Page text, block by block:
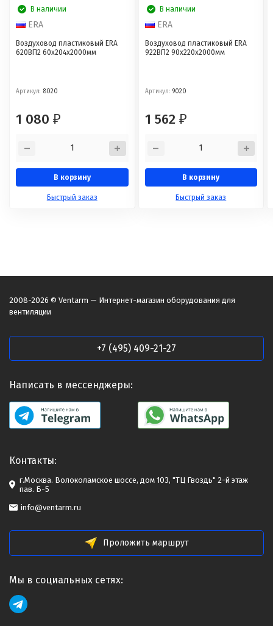
В наличии
ERA
Воздуховод пластиковый ERA
620ВП2 60x204x2000мм
Артикул: 8020
1 080 ₽
В корзину
Быстрый заказ
В наличии
ERA
Воздуховод пластиковый ERA
922ВП2 90x220x2000мм
Артикул: 9020
1 562 ₽
В корзину
Быстрый заказ
2008-2026 © Ventarm — Интернет-магазин оборудования для
вентиляции
+7 (495) 409-21-27
Написать в мессенджеры:
Контакты:
г.Москва. Волоколамское шоссе, дом 103, "ТЦ Гвоздь" 2-й этаж
пав. Б-5
info@ventarm.ru
Проложить маршрут
Мы в социальных сетях: